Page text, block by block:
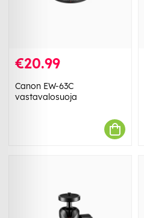
€20.99
Canon EW-63C
vastavalosuoja